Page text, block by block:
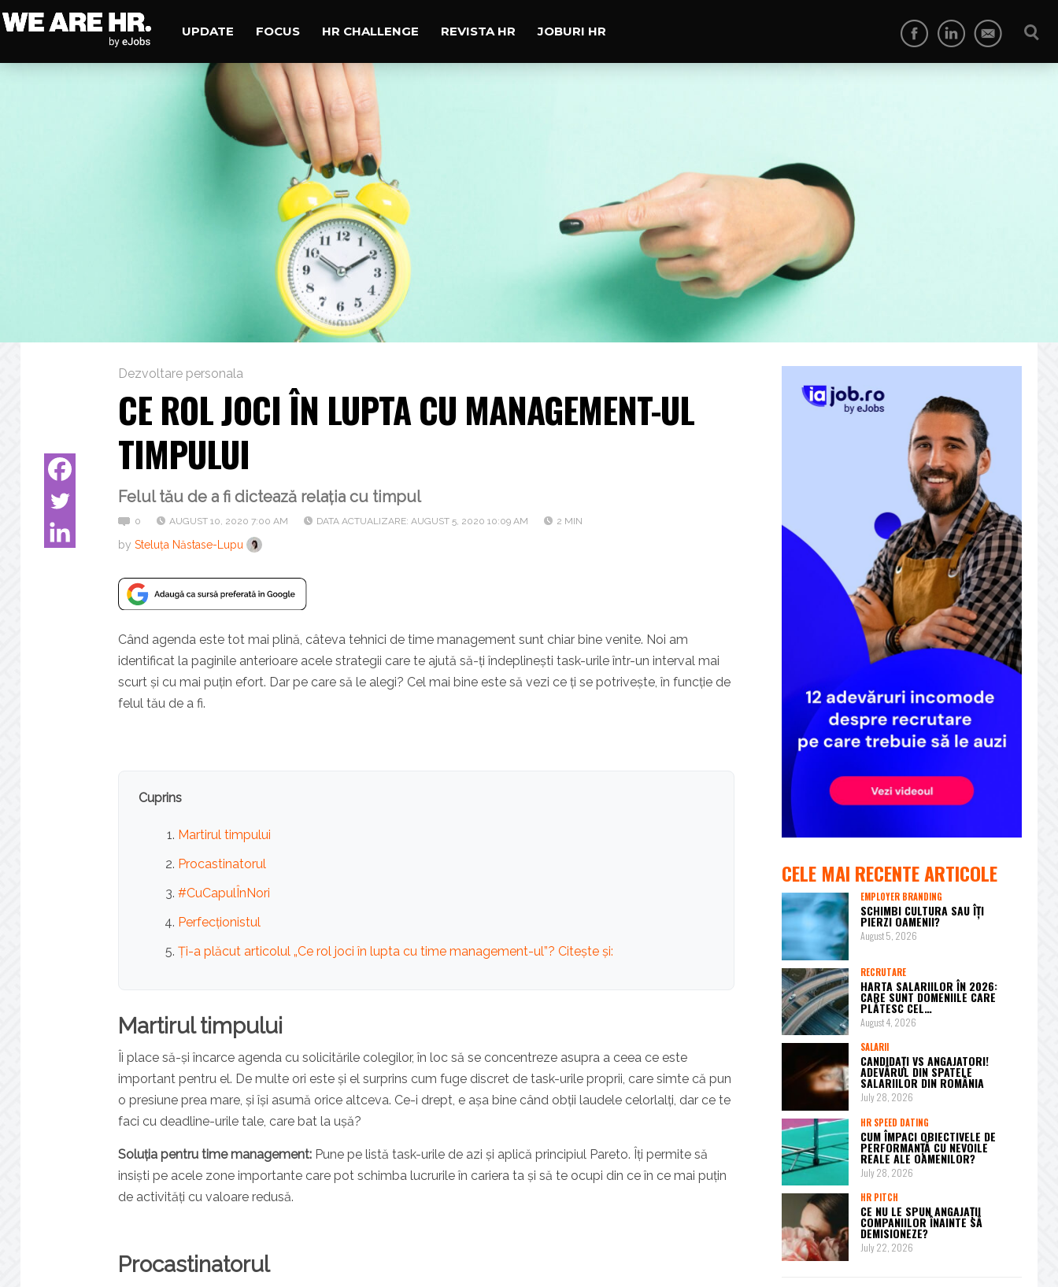
UPDATE FOCUS HR CHALLENGE REVISTA HR JOBURI HR
Dezvoltare personala
CE ROL JOCI ÎN LUPTA CU MANAGEMENT-UL
TIMPULUI
Felul tău de a fi dictează relația cu timpul
0 AUGUST 10, 2020 7:00 AM DATA ACTUALIZARE: AUGUST 5, 2020 10:09 AM 2 MIN
by Steluța Năstase-Lupu
Când agenda este tot mai plină, câteva tehnici de time management sunt chiar bine venite. Noi am
identificat la paginile anterioare acele strategii care te ajută să-ți îndeplinești task-urile într-un interval mai
scurt și cu mai puțin efort. Dar pe care să le alegi? Cel mai bine este să vezi ce ți se potrivește, în funcție de
felul tău de a fi.
Cuprins
Martirul timpului
Procastinatorul
#CuCapulÎnNori
Perfecționistul
Ți-a plăcut articolul „Ce rol joci în lupta cu time management-ul”? Citește și:
Martirul timpului
Îi place să-și încarce agenda cu solicitările colegilor, în loc să se concentreze asupra a ceea ce este
important pentru el. De multe ori este și el surprins cum fuge discret de task-urile proprii, care simte că pun
o presiune prea mare, și își asumă orice altceva. Ce-i drept, e așa bine când obții laudele celorlalți, dar ce te
faci cu deadline-urile tale, care bat la ușă?
Soluția pentru time management: Pune pe listă task-urile de azi și aplică principiul Pareto. Îți permite să
insiști pe acele zone importante care pot schimba lucrurile în cariera ta și să te ocupi din ce în ce mai puțin
de activități cu valoare redusă.
Procastinatorul
CELE MAI RECENTE ARTICOLE
EMPLOYER BRANDING
SCHIMBI CULTURA SAU ÎȚI
PIERZI OAMENII?
August 5, 2026
RECRUTARE
HARTA SALARIILOR ÎN 2026:
CARE SUNT DOMENIILE CARE
PLĂTESC CEL…
August 4, 2026
SALARII
CANDIDAȚI VS ANGAJATORI!
ADEVĂRUL DIN SPATELE
SALARIILOR DIN ROMÂNIA
July 28, 2026
HR SPEED DATING
CUM ÎMPACI OBIECTIVELE DE
PERFORMANȚĂ CU NEVOILE
REALE ALE OAMENILOR?
July 28, 2026
HR PITCH
CE NU LE SPUN ANGAJAȚII
COMPANIILOR ÎNAINTE SĂ
DEMISIONEZE?
July 22, 2026